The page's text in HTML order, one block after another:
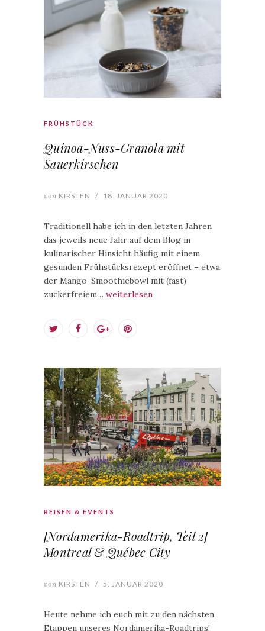
FRÜHSTÜCK
Quinoa-Nuss-Granola mit
Sauerkirschen
von KIRSTEN / 18. JANUAR 2020
Traditionell habe ich in den letzten Jahren
das jeweils neue Jahr auf dem Blog in
kulinarischer Hinsicht häufig mit einem
gesunden Frühstücksrezept eröffnet – etwa
der Mango-Smoothiebowl mit (fast)
zuckerfreiem… weiterlesen
REISEN & EVENTS
[Nordamerika-Roadtrip, Teil 2]
Montreal & Québec City
von KIRSTEN / 5. JANUAR 2020
Heute nehme ich euch mit zu den nächsten
Etappen unseres Nordamerika-Roadtrips!